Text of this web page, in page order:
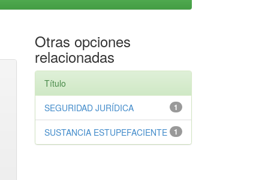
Otras opciones
relacionadas
Título
1
SEGURIDAD JURÍDICA
1
SUSTANCIA ESTUPEFACIENTE